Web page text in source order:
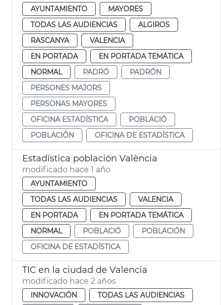
AYUNTAMIENTO
MAYORES
TODAS LAS AUDIENCIAS
ALGIROS
RASCANYA
VALENCIA
EN PORTADA
EN PORTADA TEMÁTICA
NORMAL
PADRÓ
PADRÓN
PERSONES MAJORS
PERSONAS MAYORES
OFICINA ESTADÍSTICA
POBLACIÓ
POBLACIÓN
OFICINA DE ESTADÍSTICA
Estadística población València
modificado hace 1 año
AYUNTAMIENTO
TODAS LAS AUDIENCIAS
VALENCIA
EN PORTADA
EN PORTADA TEMÁTICA
NORMAL
POBLACIÓ
POBLACIÓN
OFICINA DE ESTADÍSTICA
TIC en la ciudad de Valencia
modificado hace 2 años
INNOVACIÓN
TODAS LAS AUDIENCIAS